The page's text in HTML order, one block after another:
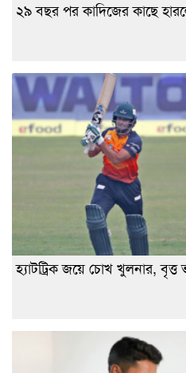
২৯ বছর পর কাদিজের কাছে
হ্যাটট্রিক জয়ে চোখ খুলনার, বৃত্ত